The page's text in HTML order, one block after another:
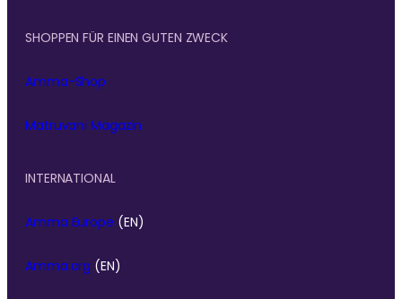
SHOPPEN FÜR EINEN GUTEN ZWECK
Amma-Shop
Matruvani Magazin
INTERNATIONAL
Amma Europe (EN)
Amma.org (EN)